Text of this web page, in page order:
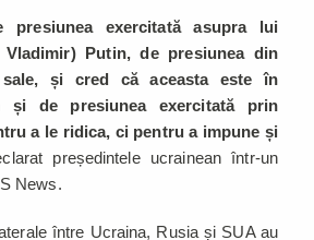
presiunea exercitată asupra lui
Vladimir) Putin, de presiunea din
și cred că aceasta este în
și de presiunea exercitată prin
a le ridica, ci pentru a impune și
președintele ucrainean într-un
News.
între Ucraina, Rusia și SUA au